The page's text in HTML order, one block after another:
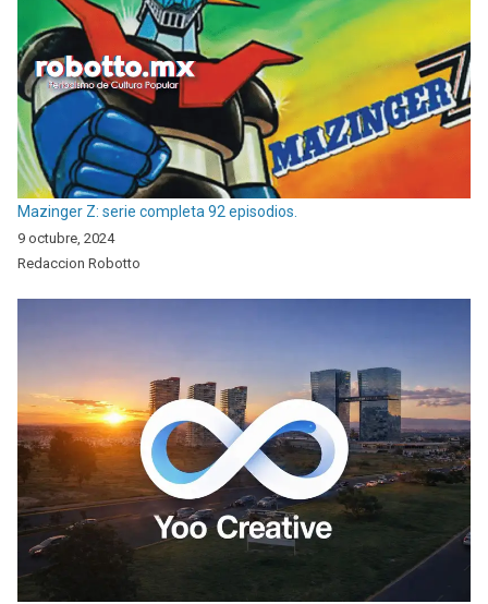
Mazinger Z: serie completa 92 episodios.
9 octubre, 2024
Redaccion Robotto